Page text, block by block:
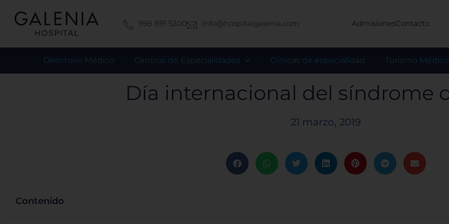
contenido
998 891 5200 info@hospitalgalenia.com AdmisionesContacto
Directorio Médico Centros de Especialidades Clínicas de especialidad Turismo Médico
Día internacional del síndrome
21 marzo, 2019
Contenido